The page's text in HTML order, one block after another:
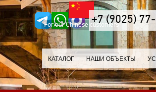
For our Chinese customers
+7 (9025)
КАТАЛОГ НАШИ ОБЪЕКТЫ